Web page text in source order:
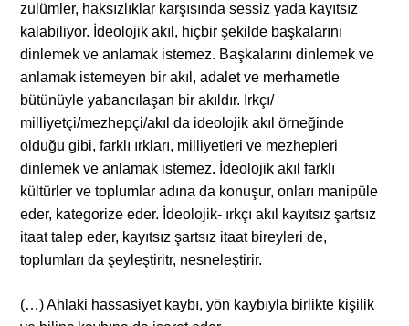
zulümler, haksızlıklar karşısında sessiz yada kayıtsız
kalabiliyor. İdeolojik akıl, hiçbir şekilde başkalarını
dinlemek ve anlamak istemez. Başkalarını dinlemek ve
anlamak istemeyen bir akıl, adalet ve merhametle
bütünüyle yabancılaşan bir akıldır. Irkçı/
milliyetçi/mezhepçi/akıl da ideolojik akıl örneğinde
olduğu gibi, farklı ırkları, milliyetleri ve mezhepleri
dinlemek ve anlamak istemez. İdeolojik akıl farklı
kültürler ve toplumlar adına da konuşur, onları manipüle
eder, kategorize eder. İdeolojik- ırkçı akıl kayıtsız şartsız
itaat talep eder, kayıtsız şartsız itaat bireyleri de,
toplumları da şeyleştiritr, nesneleştirir.
(…) Ahlaki hassasiyet kaybı, yön kaybıyla birlikte kişilik